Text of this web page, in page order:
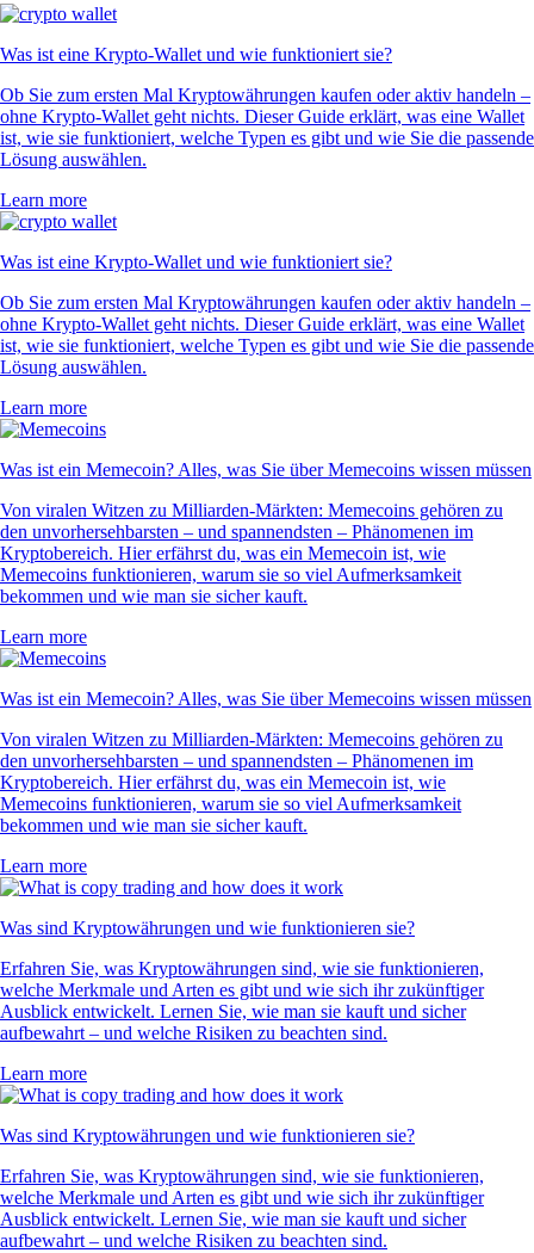
Was ist eine Krypto-Wallet und wie funktioniert sie?
Ob Sie zum ersten Mal Kryptowährungen kaufen oder aktiv handeln –
ohne Krypto-Wallet geht nichts. Dieser Guide erklärt, was eine Wallet
ist, wie sie funktioniert, welche Typen es gibt und wie Sie die passende
Lösung auswählen.
Learn more
Was ist eine Krypto-Wallet und wie funktioniert sie?
Ob Sie zum ersten Mal Kryptowährungen kaufen oder aktiv handeln –
ohne Krypto-Wallet geht nichts. Dieser Guide erklärt, was eine Wallet
ist, wie sie funktioniert, welche Typen es gibt und wie Sie die passende
Lösung auswählen.
Learn more
Was ist ein Memecoin? Alles, was Sie über Memecoins wissen müssen
Von viralen Witzen zu Milliarden-Märkten: Memecoins gehören zu
den unvorhersehbarsten – und spannendsten – Phänomenen im
Kryptobereich. Hier erfährst du, was ein Memecoin ist, wie
Memecoins funktionieren, warum sie so viel Aufmerksamkeit
bekommen und wie man sie sicher kauft.
Learn more
Was ist ein Memecoin? Alles, was Sie über Memecoins wissen müssen
Von viralen Witzen zu Milliarden-Märkten: Memecoins gehören zu
den unvorhersehbarsten – und spannendsten – Phänomenen im
Kryptobereich. Hier erfährst du, was ein Memecoin ist, wie
Memecoins funktionieren, warum sie so viel Aufmerksamkeit
bekommen und wie man sie sicher kauft.
Learn more
Was sind Kryptowährungen und wie funktionieren sie?
Erfahren Sie, was Kryptowährungen sind, wie sie funktionieren,
welche Merkmale und Arten es gibt und wie sich ihr zukünftiger
Ausblick entwickelt. Lernen Sie, wie man sie kauft und sicher
aufbewahrt – und welche Risiken zu beachten sind.
Learn more
Was sind Kryptowährungen und wie funktionieren sie?
Erfahren Sie, was Kryptowährungen sind, wie sie funktionieren,
welche Merkmale und Arten es gibt und wie sich ihr zukünftiger
Ausblick entwickelt. Lernen Sie, wie man sie kauft und sicher
aufbewahrt – und welche Risiken zu beachten sind.